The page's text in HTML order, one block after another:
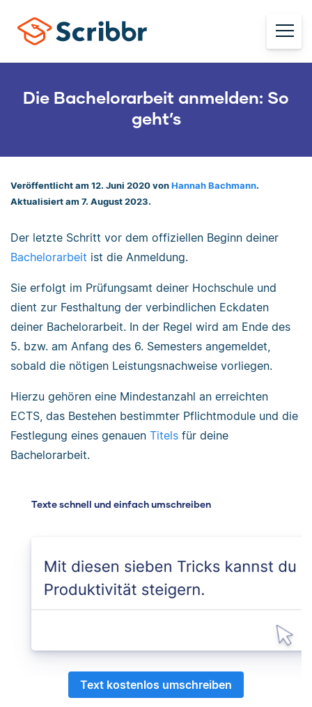
Die Bachelorarbeit anmelden: So
geht’s
Veröffentlicht am 12. Juni 2020 von Hannah Bachmann.
Aktualisiert am 7. August 2023.
Der letzte Schritt vor dem offiziellen Beginn deiner
Bachelorarbeit ist die Anmeldung.
Sie erfolgt im Prüfungsamt deiner Hochschule und
dient zur Festhaltung der verbindlichen Eckdaten
deiner Bachelorarbeit. In der Regel wird am Ende des
5. bzw. am Anfang des 6. Semesters angemeldet,
sobald die nötigen Leistungsnachweise vorliegen.
Hierzu gehören eine Mindestanzahl an erreichten
ECTS, das Bestehen bestimmter Pflichtmodule und die
Festlegung eines genauen Titels für deine
Bachelorarbeit.
Texte schnell und einfach umschreiben
Text kostenlos umschreiben